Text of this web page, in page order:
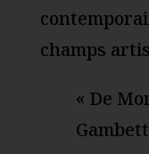
champs
« De